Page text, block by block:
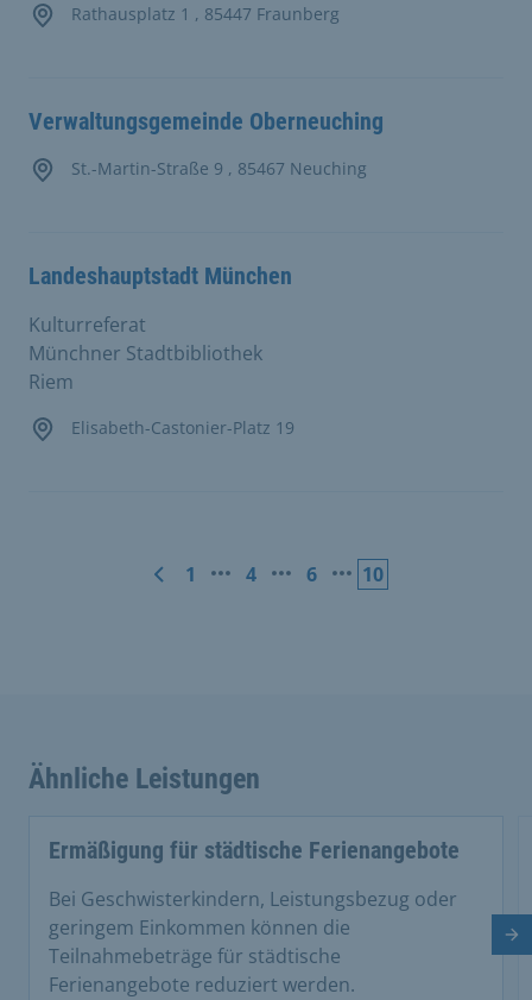
Rathausplatz 1 , 85447 Fraunberg
Verwaltungsgemeinde Oberneuching
St.-Martin-Straße 9 , 85467 Neuching
Kulturreferat
Münchner Stadtbibliothek
Riem
Landeshauptstadt München
Elisabeth-Castonier-Platz 19
1 4 6 10
Ähnliche Leistungen
Ermäßigung für städtische Ferienangebote
Bei Geschwisterkindern, Leistungsbezug oder
geringem Einkommen können die
Teilnahmebeträge für städtische
Ferienangebote reduziert werden.